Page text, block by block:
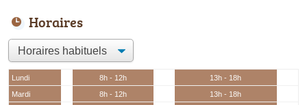
Horaires
Lundi 8h - 12h
13h - 18h
Mardi
8h - 12h
13h - 18h